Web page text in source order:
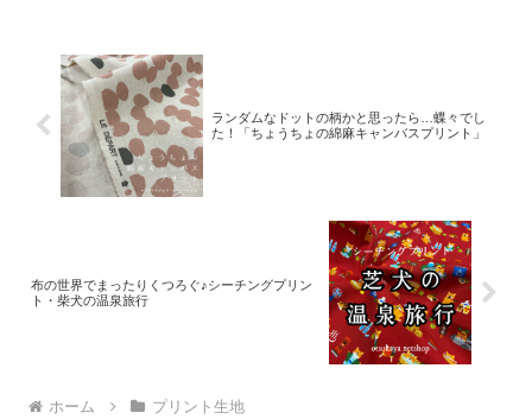
ランダムなドットの柄かと思ったら…蝶々でし
た！「ちょうちょの綿麻キャンバスプリント」
布の世界でまったりくつろぐ♪シーチングプリン
ト・柴犬の温泉旅行
ホーム プリント生地